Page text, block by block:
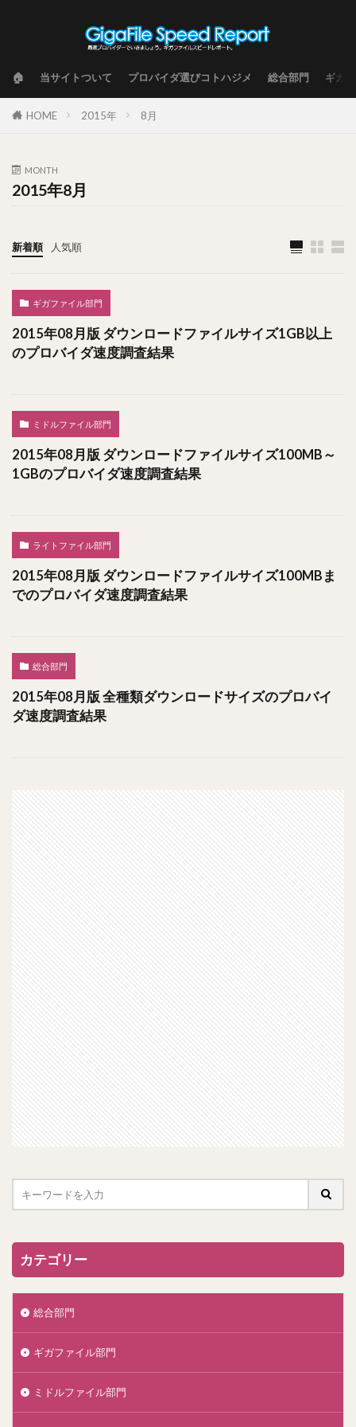
🏠 当サイトついて プロバイダ選びコトハジメ 総合部門 ギガ
HOME 2015年 8月
MONTH
2015年8月
新着順 人気順
ギガファイル部門
2015年08月版 ダウンロードファイルサイズ1GB以上
のプロバイダ速度調査結果
ミドルファイル部門
2015年08月版 ダウンロードファイルサイズ100MB～
1GBのプロバイダ速度調査結果
ライトファイル部門
2015年08月版 ダウンロードファイルサイズ100MBま
でのプロバイダ速度調査結果
総合部門
2015年08月版 全種類ダウンロードサイズのプロバイ
ダ速度調査結果
カテゴリー
総合部門
ギガファイル部門
ミドルファイル部門